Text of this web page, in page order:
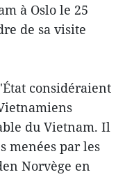
à Oslo le 25
de sa visite
considéraient
du Vietnam. Il
menées par les
Norvège en